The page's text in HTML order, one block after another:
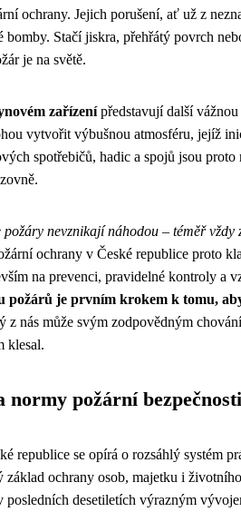
ochrany. Jejich porušení, ať už z
bomby. Stačí jiskra, přehřátý povrch
je na světě.
zařízenípředstavují další
vytvořit výbušnou atmosféru, jejíž
spotřebičů, hadic a spojů jsou proto
požáry nevznikají náhodou – téměř
ochrany v České republice proto
na prevenci, pravidelné kontroly a
je prvním krokem k tomu,
z nás může svým zodpovědným
klesal.
normy požární bezpečnosti
republice se opírá o rozsáhlý systém
základ ochrany osob, majetku i
posledních desetiletích výrazným